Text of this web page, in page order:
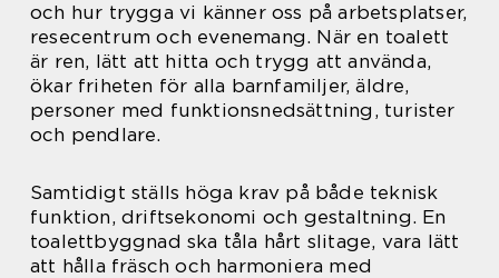
och hur trygga vi känner oss på arbetsplatser,
resecentrum och evenemang. När en toalett
är ren, lätt att hitta och trygg att använda,
ökar friheten för alla barnfamiljer, äldre,
personer med funktionsnedsättning, turister
och pendlare.
Samtidigt ställs höga krav på både teknisk
funktion, driftsekonomi och gestaltning. En
toalettbyggnad ska tåla hårt slitage, vara lätt
att hålla fräsch och harmoniera med